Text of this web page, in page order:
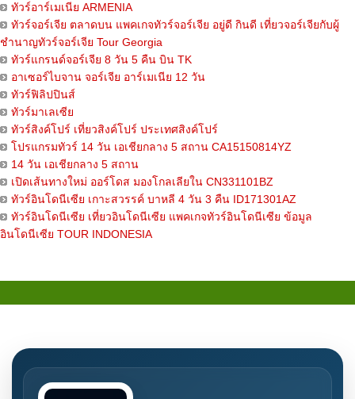
ทัวร์อาร์เมเนีย ARMENIA
ทัวร์จอร์เจีย ตลาดบน แพคเกจทัวร์จอร์เจีย อยู่ดี กินดี เที่ยวจอร์เจียกับผู้
ชำนาญทัวร์จอร์เจีย Tour Georgia
ทัวร์แกรนด์จอร์เจีย 8 วัน 5 คืน บิน TK
อาเซอร์ไบจาน จอร์เจีย อาร์เมเนีย 12 วัน
ทัวร์ฟิลิปปินส์
ทัวร์มาเลเซีย
ทัวร์สิงค์โปร์ เที่ยวสิงค์โปร์ ประเทศสิงค์โปร์
โปรแกรมทัวร์ 14 วัน เอเชียกลาง 5 สถาน CA15150814YZ
14 วัน เอเชียกลาง 5 สถาน
เปิดเส้นทางใหม่ ออร์โดส มองโกลเลียใน CN331101BZ
ทัวร์อินโดนีเซีย เกาะสวรรค์ บาหลี 4 วัน 3 คืน ID171301AZ
ทัวร์อินโดนีเซีย เที่ยวอินโดนีเซีย แพคเกจทัวร์อินโดนีเซีย ข้อมูล
อินโดนีเซีย TOUR INDONESIA